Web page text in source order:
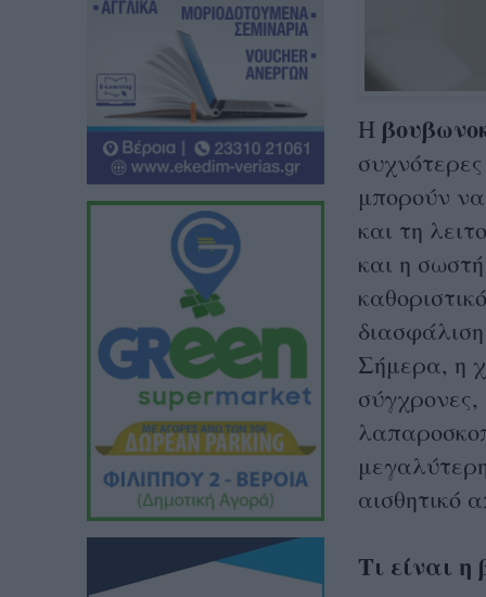
Η
μπορούν
και τη
και η
Σήμερα, η
σύγχρονες,
αισθητικό
Τι είναι